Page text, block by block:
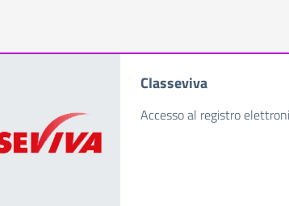
Classeviva
Accesso al registro